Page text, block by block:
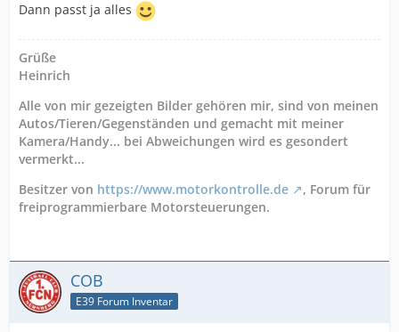
Dann passt ja alles
Grüße
Heinrich
Alle von mir gezeigten Bilder gehören mir, sind von meinen
Autos/Tieren/Gegenständen und gemacht mit meiner
Kamera/Handy... bei Abweichungen wird es gesondert
vermerkt...
Besitzer von https://www.motorkontrolle.de
, Forum für
freiprogrammierbare Motorsteuerungen.
COB
E39 Forum Inventar